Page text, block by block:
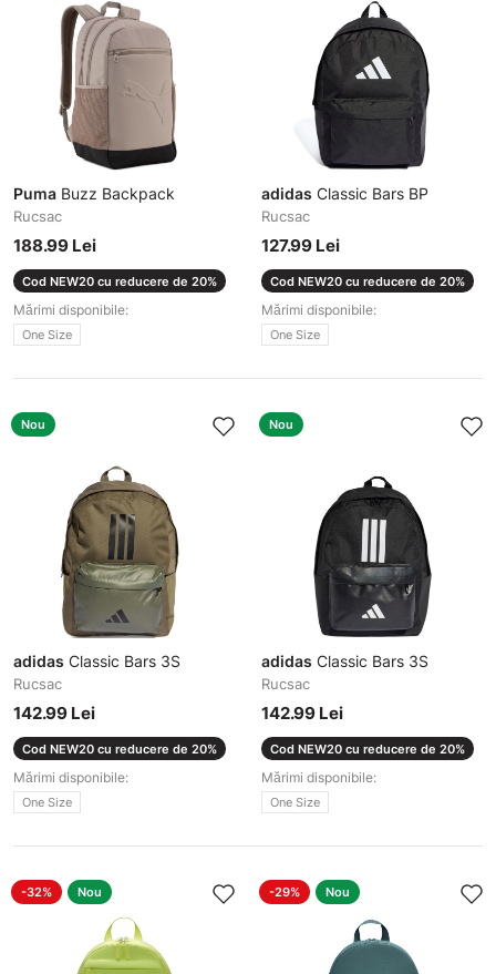
Puma Buzz Backpack
Rucsac
188.99 Lei
Cod NEW20 cu reducere de 20%
Mărimi disponibile:
One Size
adidas Classic Bars BP
Rucsac
127.99 Lei
Cod NEW20 cu reducere de 20%
Mărimi disponibile:
One Size
Nou
adidas Classic Bars 3S
Rucsac
142.99 Lei
Cod NEW20 cu reducere de 20%
Mărimi disponibile:
One Size
Nou
adidas Classic Bars 3S
Rucsac
142.99 Lei
Cod NEW20 cu reducere de 20%
Mărimi disponibile:
One Size
-32% Nou -29% Nou